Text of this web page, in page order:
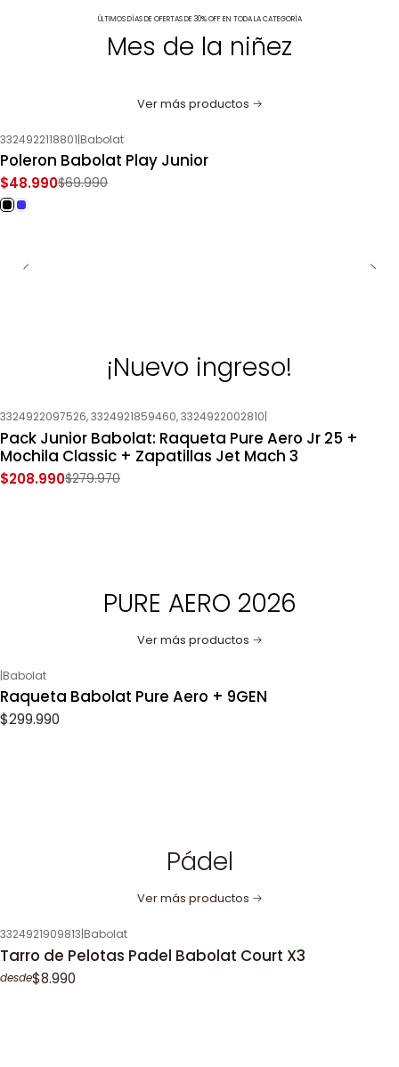
ÚLTIMOS DÍAS DE OFERTAS DE 30% OFF EN TODA LA CATEGORÍA
Mes de la niñez
Ver más productos
-30%OFF
3324922118801|Babolat
Poleron Babolat Play Junior
$48.990$69.990
¡Nuevo ingreso!
-25% OFF
Nuevo
3324922097526, 3324921859460, 3324922002810|
Pack Junior Babolat: Raqueta Pure Aero Jr 25 +
Mochila Classic + Zapatillas Jet Mach 3
$208.990$279.970
PURE AERO 2026
Ver más productos
|Babolat
Raqueta Babolat Pure Aero + 9GEN
$299.990
Pádel
Ver más productos
3324921909813|Babolat
Tarro de Pelotas Padel Babolat Court X3
desde$8.990